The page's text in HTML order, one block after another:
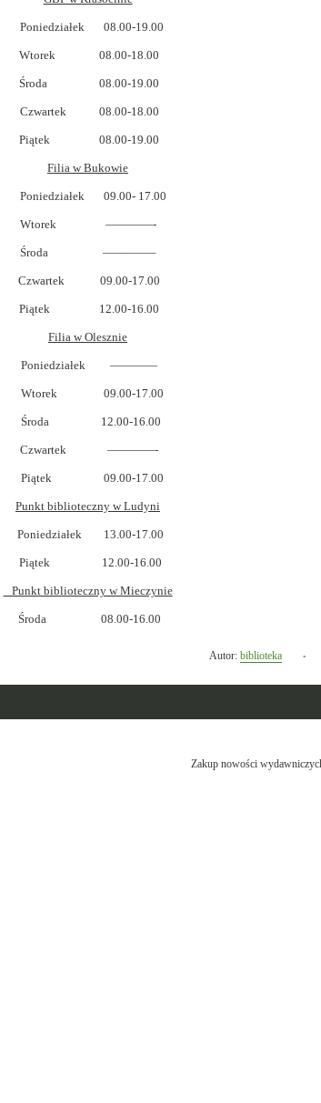
Poniedziałek 08.00-19.00
Wtorek 08.00-18.00
Środa 08.00-19.00
Czwartek 08.00-18.00
Piątek 08.00-19.00
Filia w Bukowie
Poniedziałek 09.00- 17.00
Wtorek ————-
Środa ————–
Czwartek 09.00-17.00
Piątek 12.00-16.00
Filia w Olesznie
Poniedziałek ————
Wtorek 09.00-17.00
Środa 12.00-16.00
Czwartek ————-
Piątek 09.00-17.00
Punkt biblioteczny w Ludyni
Poniedziałek 13.00-17.00
Piątek 12.00-16.00
Punkt biblioteczny w Mieczynie
Środa 08.00-16.00
Autor: biblioteka
dniu
Zakup nowości